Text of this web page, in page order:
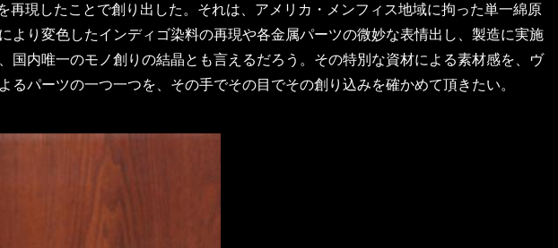
現したことで創り出した。それは、アメリカ・メンフィス地域に拘った単一綿原
より変色したインディゴ染料の再現や各金属パーツの微妙な表情出し、製造に実施
国内唯一のモノ創りの結晶とも言えるだろう。その特別な資材による素材感を、ヴ
るパーツの一つ一つを、その手でその目でその創り込みを確かめて頂きたい。